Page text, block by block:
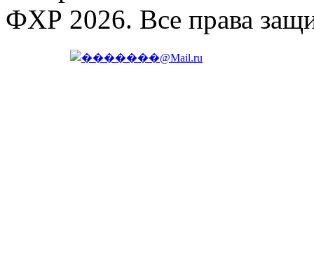
ФХР 2026. Все права